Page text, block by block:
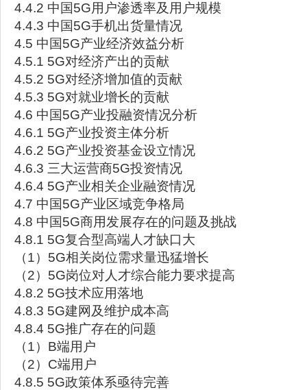
4.4.2 中国5G用户渗透率及用户规模
4.4.3 中国5G手机出货量情况
4.5 中国5G产业经济效益分析
4.5.1 5G对经济产出的贡献
4.5.2 5G对经济增加值的贡献
4.5.3 5G对就业增长的贡献
4.6 中国5G产业投融资情况分析
4.6.1 5G产业投资主体分析
4.6.2 5G产业投资基金设立情况
4.6.3 三大运营商5G投资情况
4.6.4 5G产业相关企业融资情况
4.7 中国5G产业区域竞争格局
4.8 中国5G商用发展存在的问题及挑战
4.8.1 5G复合型高端人才缺口大
（1）5G相关岗位需求量迅猛增长
（2）5G岗位对人才综合能力要求提高
4.8.2 5G技术应用落地
4.8.3 5G建网及维护成本高
4.8.4 5G推广存在的问题
（1）B端用户
（2）C端用户
4.8.5 5G政策体系亟待完善